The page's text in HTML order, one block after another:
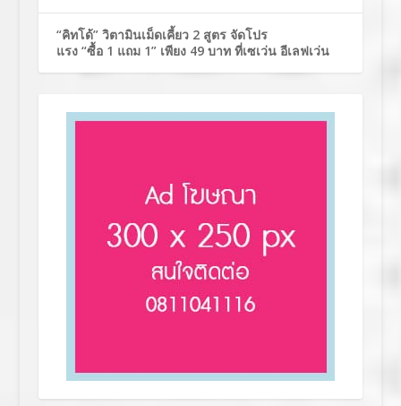
“คิทโด้” วิตามินเม็ดเคี้ยว 2 สูตร จัดโปร
แรง “ซื้อ 1 แถม 1” เพียง 49 บาท ที่เซเว่น อีเลฟเว่น